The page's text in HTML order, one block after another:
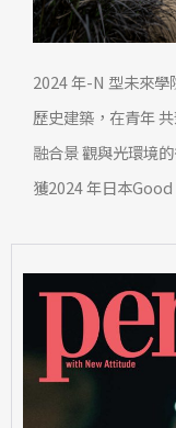
2024 年-N 型未來學
歷史建築，在青年
融合景 觀與光環境
獲2024 年日本